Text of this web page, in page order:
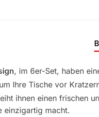
, im 6er-Set, haben
Ihre Tische vor
ihnen einen frischen
einzigartig macht.